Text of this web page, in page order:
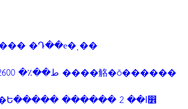
�Դ��е�ͺ��
��������ح����ն����繾ط��٪� 2600 ����觡�õ������
��ԺѵԸ��� Ẻ�����ص� � �ѳ�Ե����� ������ 2 ��ا෾